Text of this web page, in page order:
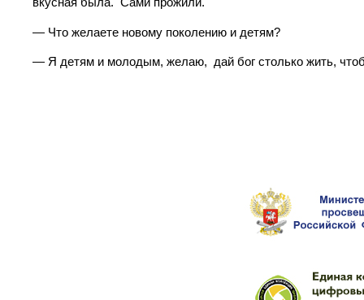
— Что желаете новому поколению и детям?
— Я детям и молодым, желаю, дай бог столько жить,